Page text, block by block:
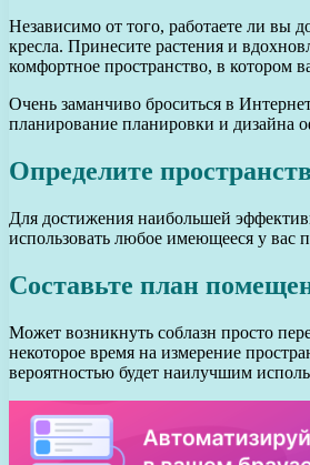
Независимо от того, работаете ли вы
кресла. Принесите растения и
комфортное пространство, в котором
Очень заманчиво броситься в
планирование планировки и дизайна
Определите
Для достижения наибольшей
использовать любое имеющееся у вас
Составьте план
Может возникнуть соблазн просто
некоторое время на измерение
вероятностью будет наилучшим